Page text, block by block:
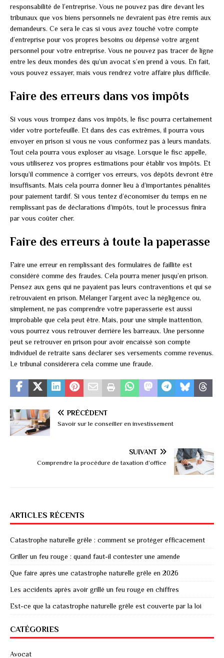
responsabilité de l’entreprise. Vous ne pouvez pas dire devant les
tribunaux que vos biens personnels ne devraient pas être remis aux
demandeurs. Ce sera le cas si vous avez touché votre compte
d’entreprise pour vos propres besoins ou dépensé votre argent
personnel pour votre entreprise. Vous ne pouvez pas tracer de ligne
entre les deux mondes dès qu’un avocat s’en prend à vous. En fait,
vous pouvez essayer, mais vous rendrez votre affaire plus difficile.
Faire des erreurs dans vos impôts
Si vous vous trompez dans vos impôts, le fisc pourra certainement
vider votre portefeuille. Et dans des cas extrêmes, il pourra vous
envoyer en prison si vous ne vous conformez pas à leurs mandats.
Tout cela pourra vous exploser au visage. Lorsque le fisc appelle,
vous utiliserez vos propres estimations pour établir vos impôts. Et
lorsqu’il commence à corriger vos erreurs, vos dépôts devront être
insuffisants. Mais cela pourra donner lieu à d’importantes pénalités
pour paiement tardif. Si vous tentez d’économiser du temps en ne
remplissant pas de déclarations d’impôts, tout le processus finira
par vous coûter cher.
Faire des erreurs à toute la paperasse
Faire une erreur en remplissant des formulaires de faillite est
considéré comme des fraudes. Cela pourra mener jusqu’en prison.
Pensez aux gens qui ne payaient pas leurs contraventions et qui se
retrouvaient en prison. Mélanger l’argent avec la négligence ou,
simplement, ne pas comprendre votre paperasserie est aussi
improbable que cela peut être. Mais, pour une simple inattention,
vous pourrez vous retrouver derrière les barreaux. Une personne
peut se retrouver en prison pour avoir encaissé son compte
individuel de retraite sans déclarer ses versements comme revenus.
Le tribunal considérera cela comme une fraude.
PRÉCÉDENT
Savoir sur le conseiller en investissement
SUIVANT
Comprendre la procédure de taxation d’office
ARTICLES RÉCENTS
Catastrophe naturelle grêle : comment se protéger efficacement
Griller un feu rouge : quand faut-il contester une amende
Que faire après une catastrophe naturelle grêle en 2026
Les accidents après avoir grillé un feu rouge en chiffres
Est-ce que la catastrophe naturelle grêle est couverte par la loi
CATÉGORIES
Avocat